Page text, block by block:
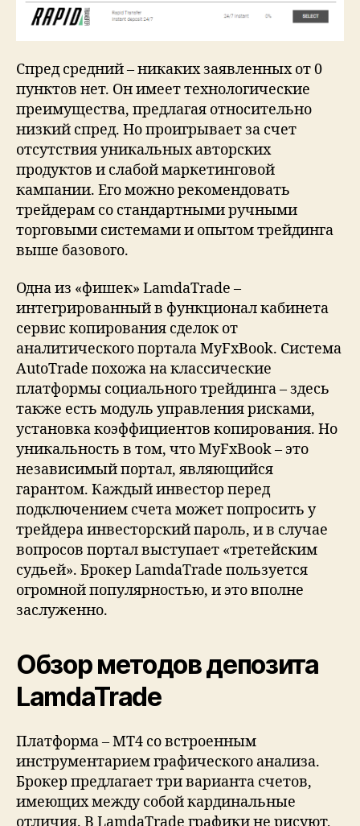
Спред средний – никаких заявленных от 0
пунктов нет. Он имеет технологические
преимущества, предлагая относительно
низкий спред. Но проигрывает за счет
отсутствия уникальных авторских
продуктов и слабой маркетинговой
кампании. Его можно рекомендовать
трейдерам со стандартными ручными
торговыми системами и опытом трейдинга
выше базового.
Одна из «фишек» LamdaTrade –
интегрированный в функционал кабинета
сервис копирования сделок от
аналитического портала MyFxBook. Система
AutoTrade похожа на классические
платформы социального трейдинга – здесь
также есть модуль управления рисками,
установка коэффициентов копирования. Но
уникальность в том, что MyFxBook – это
независимый портал, являющийся
гарантом. Каждый инвестор перед
подключением счета может попросить у
трейдера инвесторский пароль, и в случае
вопросов портал выступает «третейским
судьей». Брокер LamdaTrade пользуется
огромной популярностью, и это вполне
заслуженно.
Обзор методов депозита
LamdaTrade
Платформа – МТ4 со встроенным
инструментарием графического анализа.
Брокер предлагает три варианта счетов,
имеющих между собой кардинальные
отличия. В LamdaTrade графики не рисуют,